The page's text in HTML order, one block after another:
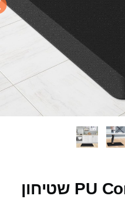
PU Comfort Black Office שטיחון